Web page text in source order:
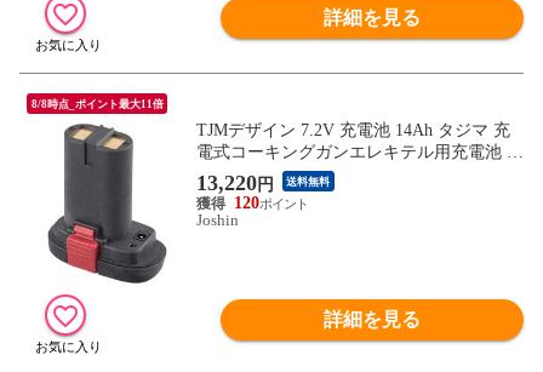
詳細を見る
8/8時点_ポイント最大11倍
TJMデザイン 7.2V 充電池 14Ah タジマ 充
電式コーキングガンエレキテル用充電池 C
NVEJ-BAT7214 【返品種別B】
13,220円 送料無料
120
Joshin
詳細を見る